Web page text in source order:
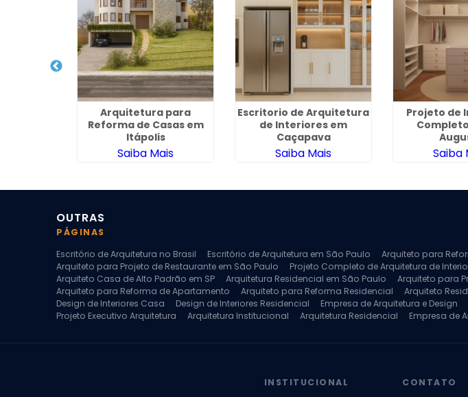
Arquitetura para
Reforma de Casas em
Itápolis
Saiba Mais
Escritorio de Arquitetura
de Interiores em
Caçapava
Saiba Mais
Projeto de
Saiba
OUTRAS
PÁGINAS
Escritório de Arquitetura no Brasil
Escritório de Arquitetura em São Paulo Arquiteto para
Arquiteto para Projeto de Restaurante em São Paulo
Projeto Completo de Arquitetura de
Arquiteto Casa de Alto Padrão em SP
Arquitetura Residencial em São Paulo Arquiteto para
Arquiteto para Reforma de Apartamento
Arquiteto para Reforma Residencial Arquiteto
Design de Interiores Casa
Design de Interiores Residencial Empresa de Arquitetura e Design
Projeto Executivo Arquitetura
Arquitetura Institucional Arquitetura Residencial Empresa de
INSTITUCIONAL CONTATO